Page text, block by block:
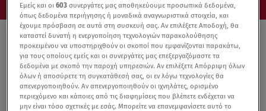
Εμείς και οι603 συνεργάτες μας αποθηκεύουμε προσωπικά δεδομένα,
όπως δεδομένα περιήγησης ή μοναδικά αναγνωριστικά στοιχεία, και
έχουμε πρόσβαση σε αυτά στη συσκευή σας. Αν επιλέξετε Αποδοχή, θα
καταστεί δυνατή η ενεργοποίηση τεχνολογιών παρακολούθησης
προκειμένου να υποστηριχθούν οι σκοποί που εμφανίζονται παρακάτω,
για τους οποίους εμείς και οι συνεργάτες μας επεξεργαζόμαστε τα
δεδομένα με σκοπό την παροχή υπηρεσιών. Αν επιλέξετε Απόρριψη όλων
όλων ή αποσύρετε τη συγκατάθεσή σας, οι εν λόγω τεχνολογίες θα
απενεργοποιηθούν. Αν απενεργοποιηθούν οι ιχνηλάτες, ορισμένο
περιεχόμενο και κάποιες από τις διαφημίσεις που βλέπετε ενδέχεται να
μην είναι τόσο σχετικές με εσάς. Μπορείτε να επανεμφανίσετε αυτό το